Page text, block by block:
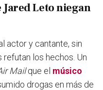
Leto niegan
actor y cantante, sin
los hechos. Un
Mailque el músico
drogas en más de